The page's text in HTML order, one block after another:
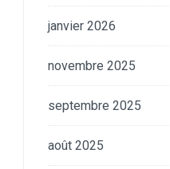
janvier 2026
novembre 2025
septembre 2025
août 2025